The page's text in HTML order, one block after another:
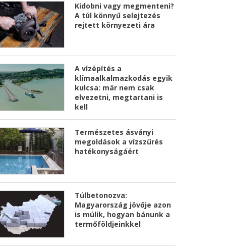
Kidobni vagy megmenteni?
A túl könnyű selejtezés
rejtett környezeti ára
A vízépítés a
klímaalkalmazkodás egyik
kulcsa: már nem csak
elvezetni, megtartani is
kell
Természetes ásványi
megoldások a vízszűrés
hatékonyságáért
Túlbetonozva:
Magyarország jövője azon
is múlik, hogyan bánunk a
termőföldjeinkkel